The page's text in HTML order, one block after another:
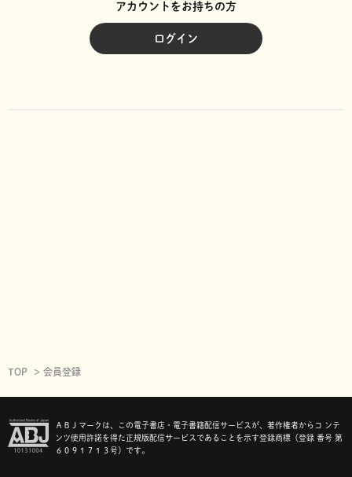
アカウントをお持ちの方
ログイン
TOP 会員登録
ＡＢＪマークは、この電子書店・電子書籍配信サービスが、著作権者からコ ンテ
ンツ使用許諾を得た正規版配信サービスであることを示す登録商標（登録 番号 第
６０９１７１３号）です。